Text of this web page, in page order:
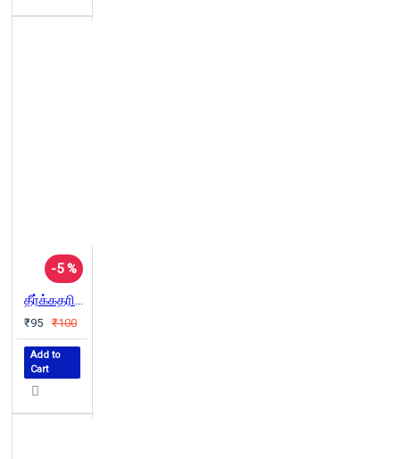
-5 %
தீர்க்கதரிசி..
₹95 ₹100
Add to
Cart